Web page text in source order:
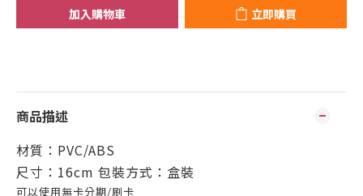
加入購物車 立即購買
商品描述
材質：PVC/ABS
尺寸：16cm 包裝方式：盒裝
可以使用無卡分期/刷卡